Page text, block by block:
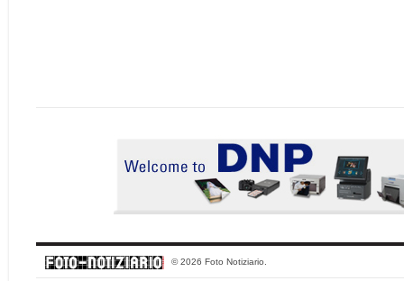
© 2026 Foto Notiziario.